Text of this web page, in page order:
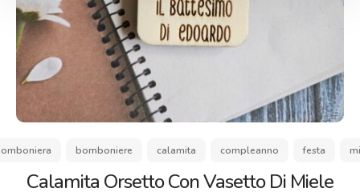
bomboniere calamita compleanno festa
Calamita Orsetto Con Vasetto Di Miele